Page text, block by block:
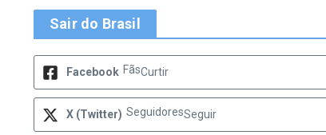
Sair do Brasil
Facebook FãsCurtir
X (Twitter) SeguidoresSeguir